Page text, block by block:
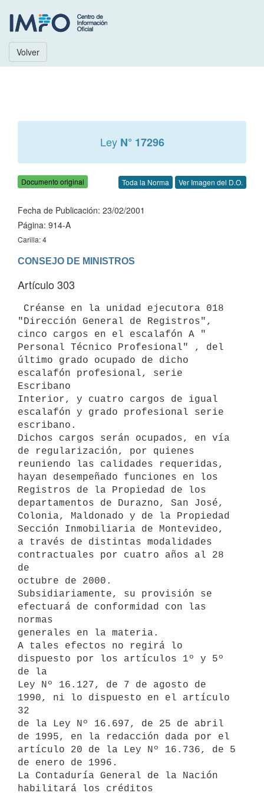
Volver
Ley N° 17296
Documento original Toda la Norma Ver Imagen del D.O.
Fecha de Publicación: 23/02/2001
Página: 914-A
Carilla: 4
CONSEJO DE MINISTROS
Artículo 303
"Dirección General de Registros",
cinco cargos en el escalafón A "
Personal Técnico Profesional" , del
último grado ocupado de dicho
escalafón profesional, serie
Escribano
Interior, y cuatro cargos de igual
escalafón y grado profesional serie
escribano.
Dichos cargos serán ocupados, en vía
de regularización, por quienes
reuniendo las calidades requeridas,
hayan desempeñado funciones en los
Registros de la Propiedad de los
departamentos de Durazno, San José,
Colonia, Maldonado y de la Propiedad
Sección Inmobiliaria de Montevideo,
a través de distintas modalidades
contractuales por cuatro años al 28
de
octubre de 2000.
Subsidiariamente, su provisión se
efectuará de conformidad con las
normas
generales en la materia.
A tales efectos no regirá lo
dispuesto por los artículos 1º y 5º
de la
Ley Nº 16.127, de 7 de agosto de
1990, ni lo dispuesto en el artículo
32
de la Ley Nº 16.697, de 25 de abril
de 1995, en la redacción dada por el
artículo 20 de la Ley Nº 16.736, de 5
de enero de 1996.
La Contaduría General de la Nación
habilitará los créditos